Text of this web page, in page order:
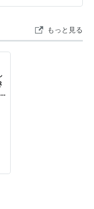
スタートナー！
大限に引き出し…もっと見る